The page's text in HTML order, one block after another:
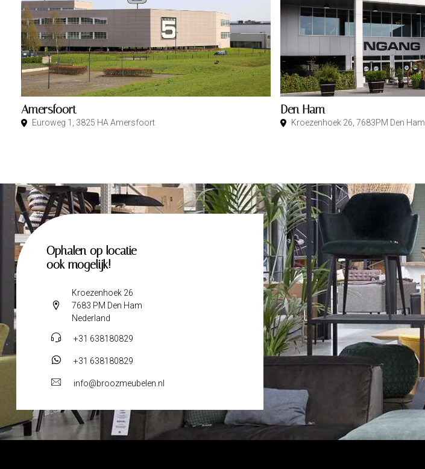
Amersfoort
Euroweg 1, 3825 HA Amersfoort
Den Ham
Kroezenhoek 26, 7683PM Den Ham
Ophalen op locatie
ook mogelijk!
Kroezenhoek 26
7683 PM Den Ham
Nederland
+31 638180829
+31 638180829
info@broozmeubelen.nl